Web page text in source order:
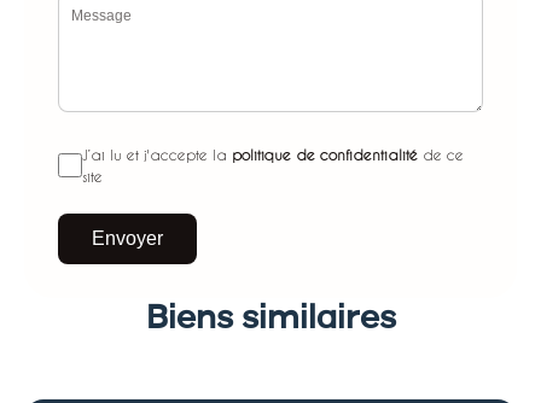
J’ai lu et j'accepte la politique de confidentialitéde ce
site
Envoyer
Biens similaires